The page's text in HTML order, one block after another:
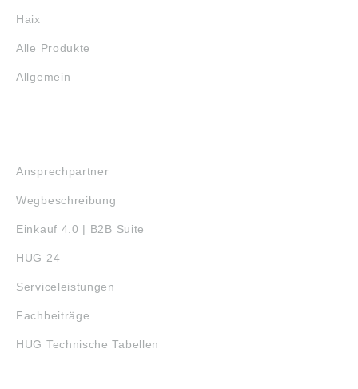
Haix
Alle Produkte
Allgemein
Ansprechpartner
Wegbeschreibung
Einkauf 4.0 | B2B Suite
HUG 24
Serviceleistungen
Fachbeiträge
HUG Technische Tabellen